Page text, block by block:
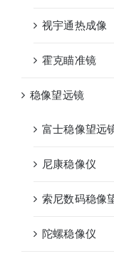
视宇通热成像
霍克瞄准镜
稳像望远镜
富士稳像望远
尼康稳像仪
索尼数码稳像
陀螺稳像仪